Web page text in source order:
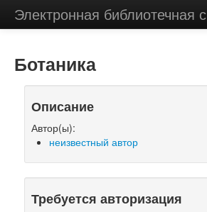
Электронная библиотечная
Ботаника
Описание
Автор(ы):
неизвестный автор
Требуется авторизация